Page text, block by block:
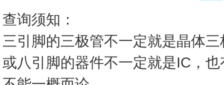
查询须知：
三引脚的三极管不一定就是晶体
或八引脚的器件不一定就是IC，